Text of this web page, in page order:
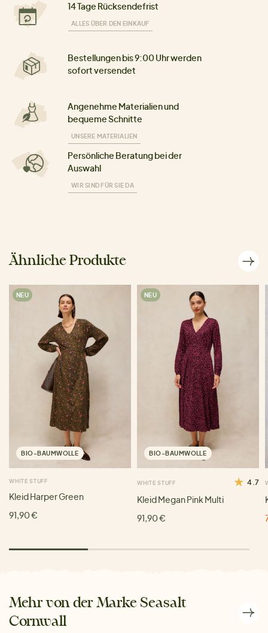
14 Tage Rücksendefrist
ALLES ÜBER DEN EINKAUF
Bestellungen bis 9:00 Uhr werden
sofort versendet
Angenehme Materialien und
bequeme Schnitte
UNSERE MATERIALIEN
Persönliche Beratung bei der
Auswahl
WIR SIND FÜR SIE DA
Ähnliche Produkte
NEU
BIO-BAUMWOLLE
WHITE STUFF
Kleid Harper Green
91,90 €
NEU
BIO-BAUMWOLLE
WHITE STUFF 4.7
Kleid Megan Pink Multi
91,90 €
Mehr von der Marke Seasalt
Cornwall